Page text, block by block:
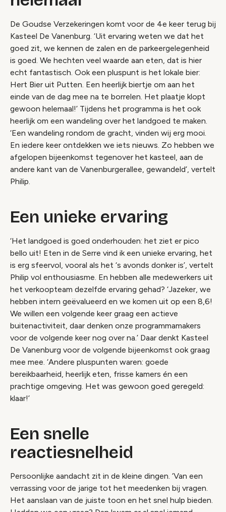
De Goudse Verzekeringen komt voor de 4e keer terug bij
Kasteel De Vanenburg. ‘Uit ervaring weten we dat het
goed zit, we kennen de zalen en de parkeergelegenheid
is goed. We hechten veel waarde aan eten, dat is hier
echt fantastisch. Ook een pluspunt is het lokale bier:
Hert Bier uit Putten. Een heerlijk biertje om aan het
einde van de dag mee na te borrelen. Het plaatje klopt
gewoon helemaal!’ Tijdens het programma is het ook
heerlijk om een wandeling over het landgoed te maken.
‘Een wandeling rondom de gracht, vinden wij erg mooi.
En iedere keer ontdekken we iets nieuws. Zo hebben we
afgelopen bijeenkomst tegenover het kasteel, aan de
andere kant van de Vanenburgerallee, gewandeld’, vertelt
Philip.
Een unieke ervaring
‘Het landgoed is goed onderhouden: het ziet er pico
bello uit! Eten in de Serre vind ik een unieke ervaring, het
is erg sfeervol, vooral als het ‘s avonds donker is’, vertelt
Philip vol enthousiasme. En hebben alle medewerkers uit
het verkoopteam dezelfde ervaring gehad? ‘Jazeker, we
hebben intern geëvalueerd en we komen uit op een 8,6!
We willen een volgende keer graag een actieve
buitenactiviteit, daar denken onze programmamakers
voor de volgende keer nog over na.’ Daar denkt Kasteel
De Vanenburg voor de volgende bijeenkomst ook graag
mee mee. ‘Andere pluspunten waren: goede
bereikbaarheid, heerlijk eten, frisse kamers én een
prachtige omgeving. Het was gewoon goed geregeld:
klaar!’
Een snelle
reactiesnelheid
Persoonlijke aandacht zit in de kleine dingen. ‘Van een
verrassing voor de jarige tot het meedenken bij vragen.
Het aanslaan van de juiste toon en het snel hulp bieden.